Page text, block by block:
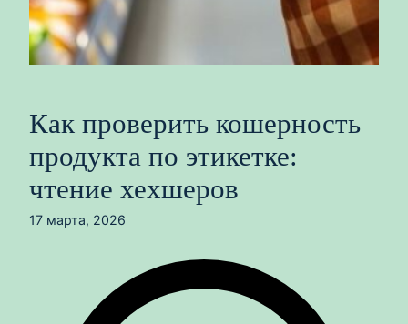
Как проверить кошерность
продукта по этикетке:
чтение хехшеров
17 марта, 2026